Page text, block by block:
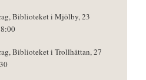
Biblioteket i Mjölby, 23
Biblioteket i Trollhättan, 27